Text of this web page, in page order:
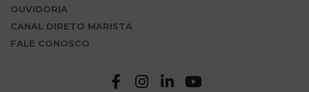
OUVIDORIA
CANAL DIRETO MARISTA
FALE CONOSCO